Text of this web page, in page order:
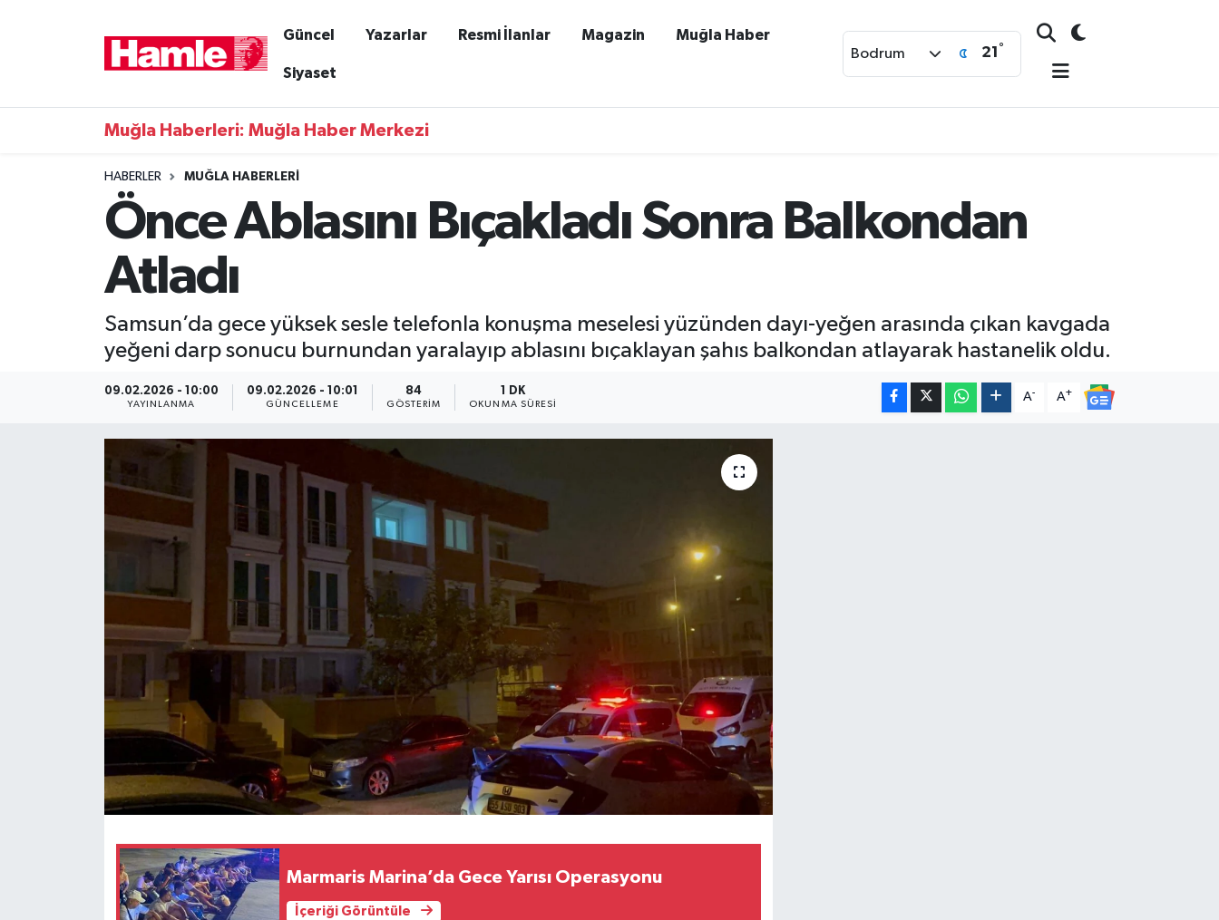
Güncel Yazarlar Resmi İlanlar Magazin Muğla Haber
Siyaset
Bodrum 21 °
Muğla Haberleri: Muğla Haber Merkezi
HABERLER MUĞLA HABERLERI
Önce Ablasını Bıçakladı Sonra Balkondan
Atladı
Samsun’da gece yüksek sesle telefonla konuşma meselesi yüzünden dayı-yeğen arasında çıkan kavgada
yeğeni darp sonucu burnundan yaralayıp ablasını bıçaklayan şahıs balkondan atlayarak hastanelik oldu.
09.02.2026 - 10:00
YAYINLANMA
09.02.2026 - 10:01
GÜNCELLEME
84
GÖSTERIM
1 DK
OKUNMA SÜRESI
A- A+
Marmaris Marina’da Gece Yarısı Operasyonu
İçeriği Görüntüle
Magazin
Muğla Haber
Muğla Nöbetçi Eczaneler
Muğla Trafik Yoğunluk Haritası
Süper Lig Puan Durumu ve Fikstür
Son Dakika Haberleri
Haber Arşivi